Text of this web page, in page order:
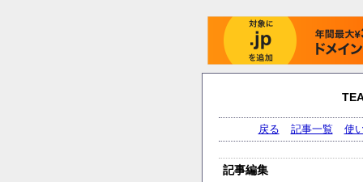
戻る 記事一覧 使
記事編集